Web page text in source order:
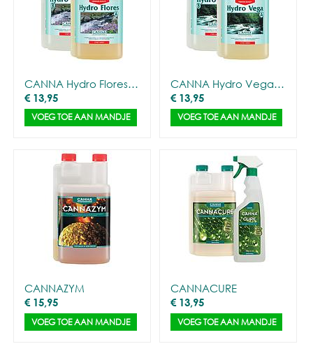
CANNA Hydro Flores A&B (hard)
€ 13,95
VOEG TOE AAN MANDJE
CANNA Hydro Vega A&B (hard)
€ 13,95
VOEG TOE AAN MANDJE
CANNAZYM
€ 15,95
VOEG TOE AAN MANDJE
CANNACURE
€ 13,95
VOEG TOE AAN MANDJE